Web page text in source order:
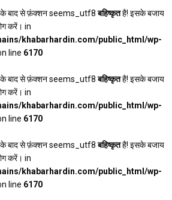
बाद से फ़ंक्शन seems_utf8बहिष्कृतहै! इसके बजाय
करें। in
khabarhardin.com/public_html/wp-
line 6170
बाद से फ़ंक्शन seems_utf8बहिष्कृतहै! इसके बजाय
करें। in
khabarhardin.com/public_html/wp-
line 6170
बाद से फ़ंक्शन seems_utf8बहिष्कृतहै! इसके बजाय
करें। in
khabarhardin.com/public_html/wp-
line 6170